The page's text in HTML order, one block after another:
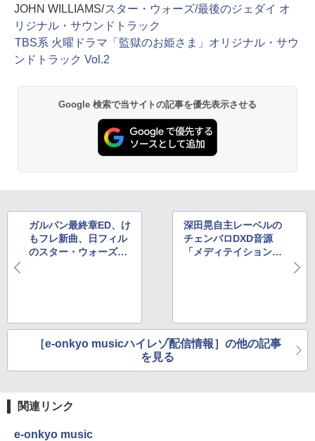
JOHN WILLIAMS/スター・ウォーズ/最後のジェダイ オ
リジナル・サウンドトラック
TBS系 火曜ドラマ「監獄のお姫さま」オリジナル・サウ
ンドトラック Vol.2
Google 検索で当サイトの記事を優先表示させる
ガルパン最終章ED、け
もフレ新曲、日フィル
のスター・ウォーズコ
深田晃自主レーベルの
チェンバロDXD音源
「メディテイション」
［e-onkyo musicハイレゾ配信情報］の他の記事
を見る
関連リンク
e-onkyo music